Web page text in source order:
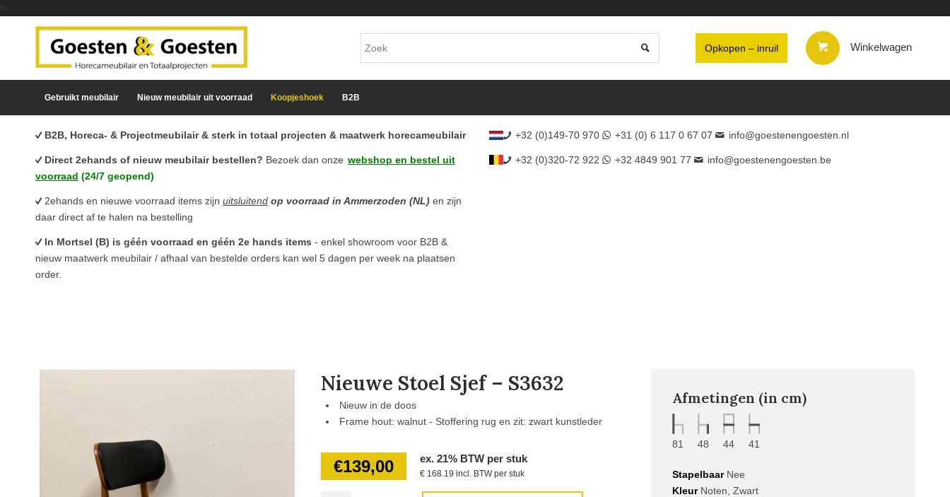
>
Opkopen – inruil Winkelwagen
Gebruikt meubilair Nieuw meubilair uit voorraad Koopjeshoek B2B
B2B, Horeca- & Projectmeubilair & sterk in totaal projecten & maatwerk horecameubilair
Direct 2ehands of nieuw meubilair bestellen? Bezoek dan onze webshop en bestel uit
voorraad (24/7 geopend)
2ehands en nieuwe voorraad items zijn uitsluitend op voorraad in Ammerzoden (NL) en zijn
daar direct af te halen na bestelling
In Mortsel (B) is géén voorraad en géén 2e hands items - enkel showroom voor B2B &
nieuw maatwerk meubilair / afhaal van bestelde orders kan wel 5 dagen per week na plaatsen
order.
+32 (0)149-70 970 +31 (0) 6 117 0 67 07 info@goestenengoesten.nl
+32 (0)320-72 922 +32 4849 901 77 info@goestenengoesten.be
Nieuwe Stoel Sjef – S3632
Nieuw in de doos
Frame hout: walnut - Stoffering rug en zit: zwart kunstleder
€139,00 ex. 21% BTW per stuk
€ 168.19 incl. BTW per stuk
Afmetingen (in cm)
81 48 44 41
StapelbaarNee
KleurNoten, Zwart